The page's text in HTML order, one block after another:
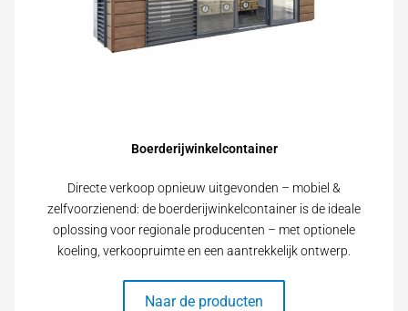
Boerderijwinkelcontainer
Directe verkoop opnieuw uitgevonden – mobiel &
zelfvoorzienend: de boerderijwinkelcontainer is de ideale
oplossing voor regionale producenten – met optionele
koeling, verkoopruimte en een aantrekkelijk ontwerp.
Naar de producten